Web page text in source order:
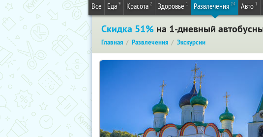
Все Еда 9 Красота 2 Здоровье 1 Развлечения 24 Авто 1
Скидка 51% на 1-дневный
Главная Развлечения Экскурсии